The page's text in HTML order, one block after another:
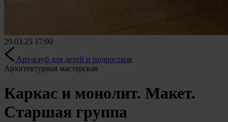
29.03.25 17:00
Арт-клуб для детей и подростков
Архитектурная мастерская
Каркас и монолит. Макет.
Старшая группа